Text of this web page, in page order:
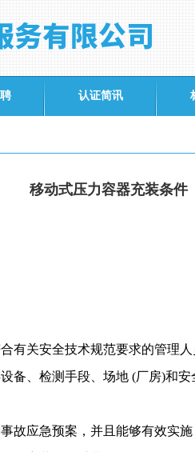
认证简讯
移动式压力容器充装条件
有关安全技术规范要求的管理人
备、检测手段、场地 (厂房)和安
故应急预案，并且能够有效实施